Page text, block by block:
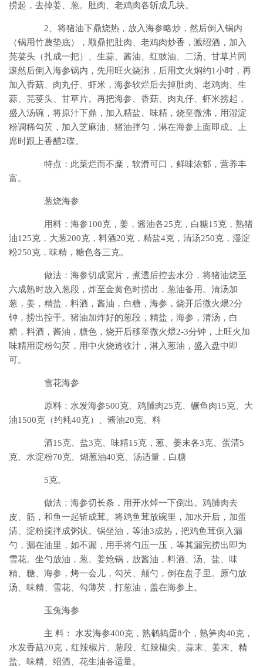
捞起，去掉姜、葱。肚肉、老鸡肉各斩成几块。
2、将猪油下鼎烧热，放入海参略炒，然后倒入锅内
（锅用竹蔑垫底），顺鼎把肚肉、老鸡肉炒香，溅绍酒，加入
芫荽头（扎成一把）、生蒜、酱油、红豉油、二汤、甘草片同
滚然后倒入海参锅内，先用旺火烧沸，后用文火焖约1小时，再
加入香菇、肉丸仔、虾米，海参软烂后去掉肚肉、老鸡肉、生
蒜、芫荽头、甘草片。再把海参、香菇、肉丸仔、虾米捞起，
盛入汤碗，将原汁下鼎，加入精盐、味精，烧至微沸，用湿淀
粉调稀勾芡，加入芝麻油、猪油拌匀，淋在海参上面即成。上
席时跟上香醋2碟。
特点：此菜烂而不糜，软滑可口，鲜味浓郁，营养丰
富。
葱烧海参
用料：海参100克，姜，酱油各25克，白糖15克，熟猪
油125克，大葱200克，料酒20克，精盐4克，清汤250克，湿淀
粉250克，味精，糖色各三克。
做法：海参切成宽片，煮透后控去水分，将猪油烧至
六成熟时放入葱段，炸至金黄色时捞出，葱油备用。清汤加
葱，姜，精盐，料酒，酱油，白糖，海参，烧开后微火煨2分
钟，捞出控干。猪油加炸好的葱段，精盐，海参，清汤，白
糖，料酒，酱油，糖色，烧开后移至微火煨2-3分钟，上旺火加
味精用淀粉勾芡，用中火烧透收汁，淋入葱油，盛入盘中即
可。
雪花海参
原料：水发海参500克、鸡脯肉25克、鳜鱼肉15克、大
油1500克（约耗40克）、酱油20克、料
酒15克、盐3克、味精15克，葱、姜末各3克、蛋清5
克、水淀粉70克、煳葱油40克、汤适量，白糖
5克。
做法：海参切长条，用开水焯一下倒出。鸡脯肉去
皮、筋，和鱼一起斩成茸。将鸡鱼茸放碗里，加水开后，加蛋
清、淀粉搅拌成粥状。锅坐油，等油3成热，把鸡鱼茸倒入漏
勺，漏在油里，如不漏，用手将勺压一压，等其漏完捞出即为
雪花。坐勺放油，葱、姜炝锅，放酱油，料酒、汤、盐、味
精、糖、海参，烤一会儿，勾芡、颠勺，倒在盘子里。原勺放
汤、味精、雪花、勾薄芡，打葱油，盖在海参上。
玉兔海参
主 料： 水发海参400克，熟鹌鹑蛋8个，熟笋肉40克，
水发香菇20克，红辣椒片、葱段、红辣椒尖、蒜末、姜末、精
盐、味精、绍酒、花生油各适量。